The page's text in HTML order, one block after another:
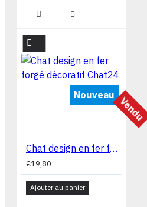
Nouveau
Vendu
Chat design en fer forgé décoratif Chat24
€19,80
Ajouter au panier